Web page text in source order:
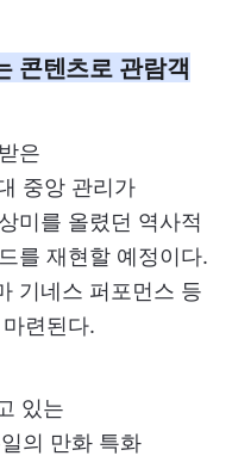
콘텐츠로 관람객
은
중앙 관리가
미를 올렸던 역사적
를 재현할 예정이다.
기네스 퍼포먼스 등
련된다.
있는
의 만화 특화